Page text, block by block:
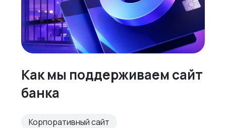
Как мы поддерживаем сайт
банка
Корпоративный сайт